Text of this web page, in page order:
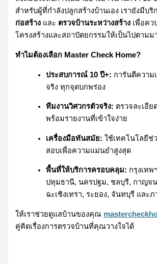
สำหรับผู้ที่กำลังปลูกสร้างบ้านเอง เรายังมีบริ
ก่อสร้าง และ ตรวจบ้านระหว่างสร้าง เพื่อค
โครงสร้างและสถาปัตยกรรมให้เป็นไปตามม
ทำไมต้องเลือก Master Check Home?
ประสบการณ์ 10 ปี+: การันตีความ
จริง ทุกจุดบกพร่อง
ทีมงานวิศวกรตัวจริง: ตรวจละเอีย
พร้อมรายงานที่เข้าใจง่าย
เครื่องมือทันสมัย: ใช้เทคโนโลยีช่
สอบเพื่อความแม่นยำสูงสุด
พื้นที่ให้บริการครอบคลุม: กรุงเท
ปทุมธานี, นครปฐม, ชลบุรี, กาญจ
ฉะเชิงเทรา, ระยอง, จันทบุรี และ
ให้เราช่วยดูแลบ้านของคุณ
คู่คิดเรื่องการตรวจบ้านที่คุณวางใจได้